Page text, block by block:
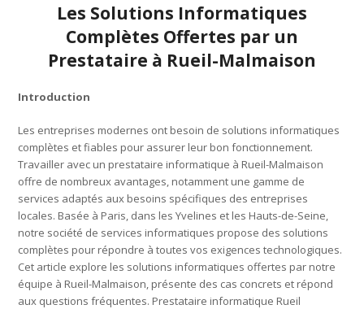
Les Solutions Informatiques
Complètes Offertes par un
Prestataire à Rueil-Malmaison
Introduction
Les entreprises modernes ont besoin de solutions informatiques
complètes et fiables pour assurer leur bon fonctionnement.
Travailler avec un prestataire informatique à Rueil-Malmaison
offre de nombreux avantages, notamment une gamme de
services adaptés aux besoins spécifiques des entreprises
locales. Basée à Paris, dans les Yvelines et les Hauts-de-Seine,
notre société de services informatiques propose des solutions
complètes pour répondre à toutes vos exigences technologiques.
Cet article explore les solutions informatiques offertes par notre
équipe à Rueil-Malmaison, présente des cas concrets et répond
aux questions fréquentes. Prestataire informatique Rueil